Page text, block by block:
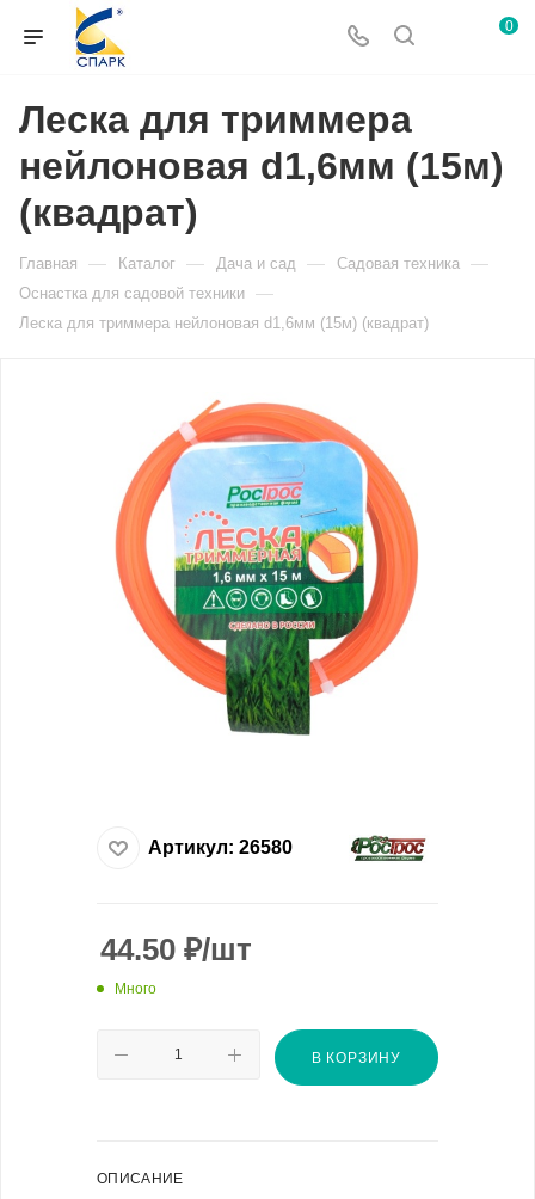
0
Леска для триммера
нейлоновая d1,6мм (15м)
(квадрат)
Главная — Каталог — Дача и сад — Садовая техника —
Оснастка для садовой техники —
Леска для триммера нейлоновая d1,6мм (15м) (квадрат)
Артикул: 26580
44.50 ₽/шт
Много
В КОРЗИНУ
ОПИСАНИЕ